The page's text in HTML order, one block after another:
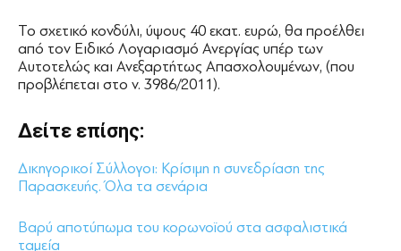
Το σχετικό κονδύλι, ύψους 40 εκατ. ευρώ, θα προέλθει
από τον Ειδικό Λογαριασμό Ανεργίας υπέρ των
Αυτοτελώς και Ανεξαρτήτως Απασχολουμένων, (που
προβλέπεται στο ν. 3986/2011).
Δείτε επίσης:
Δικηγορικοί Σύλλογοι: Κρίσιμη η συνεδρίαση της
Παρασκευής. Όλα τα σενάρια
Βαρύ αποτύπωμα του κορωνοϊού στα ασφαλιστικά
ταμεία